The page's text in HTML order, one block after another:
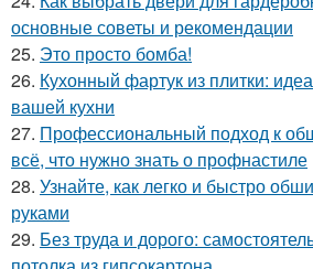
основные советы и рекомендации
25. Это просто бомба!
26. Кухонный фартук из плитки:
вашей кухни
27. Профессиональный подход к
всё, что нужно знать о профнастиле
28. Узнайте, как легко и быстро
руками
29. Без труда и дорого: